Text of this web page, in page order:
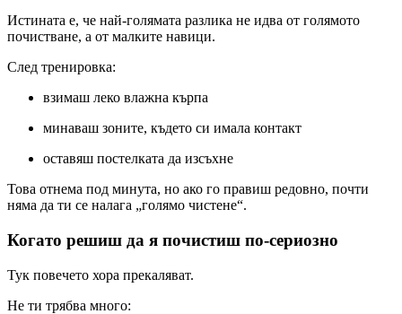
Истината е, че най-голямата разлика не идва от голямото
почистване, а от малките навици.
След тренировка:
взимаш леко влажна кърпа
минаваш зоните, където си имала контакт
оставяш постелката да изсъхне
Това отнема под минута, но ако го правиш редовно, почти
няма да ти се налага „голямо чистене“.
Когато решиш да я почистиш по-сериозно
Тук повечето хора прекаляват.
Не ти трябва много: